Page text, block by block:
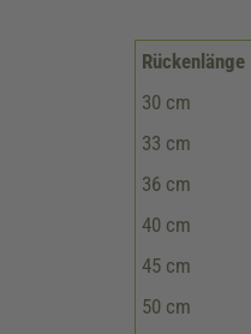
Rückenlänge
30 cm
33 cm
36 cm
40 cm
45 cm
50 cm